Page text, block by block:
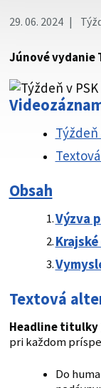
cez zabezpečenú
vždy začína
29. 06. 2024
Júnové vydanie
Týždeň
Obsah
Výzva
Textová
Headline titulky
pri každom
Do